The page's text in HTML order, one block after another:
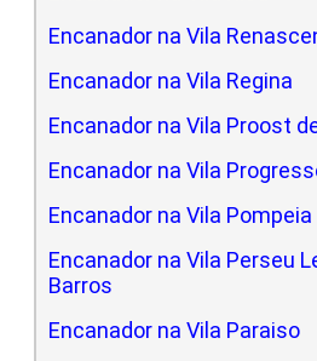
Encanador na Vila
Encanador na Vila Regina
Encanador na Vila Proost
Encanador na Vila
Encanador na Vila Pompeia
Encanador na Vila Perseu
Barros
Encanador na Vila Paraiso